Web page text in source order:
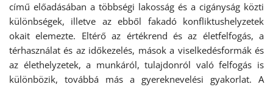
című előadásában a többségi lakosság és a cigányság közti
különbségek, illetve az ebből fakadó konfliktushelyzetek
okait elemezte. Eltérő az értékrend és az életfelfogás, a
térhasználat és az időkezelés, mások a viselkedésformák és
az élethelyzetek, a munkáról, tulajdonról való felfogás is
különbözik, továbbá más a gyereknevelési gyakorlat. A